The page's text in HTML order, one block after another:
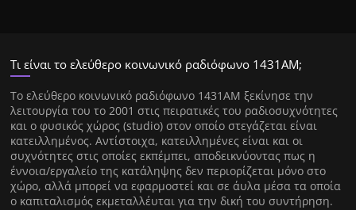
Τι είναι το ελεύθερο κοινωνικό ραδιόφωνο 1431ΑΜ;
Tο ελεύθερο κοινωνικό ραδιόφωνο 1431AM ξεκίνησε την
λειτουργία του το 2001 στις πειρατικές του ραδιοσυχνότητες
και ο φυσικός χώρος (studio) στον οποίο στεγάζεται είναι
κατειλλημένος. Αντίστοιχα, κατειλλημένες είναι και οι
συχνότητες στις οποίες εκπέμπει, αποδεικνύοντας πως η
έννοια/εργαλείο της κατάληψης δεν περιορίζεται μόνο στο
χώρο, αλλά μπορεί να εφαρμοστεί και σε άυλα μέσα τα οποία
ο καπιταλισμός εκμεταλλέυται για την δική του συντήρηση.